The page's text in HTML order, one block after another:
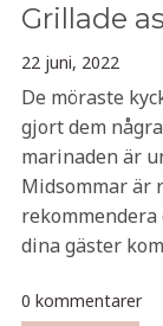
Grillade
22 juni, 2022
De möraste
gjort dem
marinaden är
Midsommar är
dina gäster
0 kommentarer